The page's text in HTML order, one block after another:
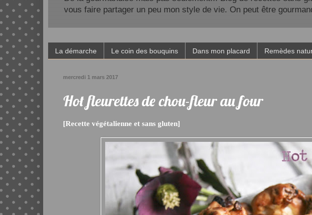
vous faire partager un peu mon style de vie. On peut être
La démarche Le coin des bouquins Dans mon placard Remèdes
mercredi 1 mars 2017
Hot fleurettes de chou-fleur au four
[Recette végétalienne et sans gluten]